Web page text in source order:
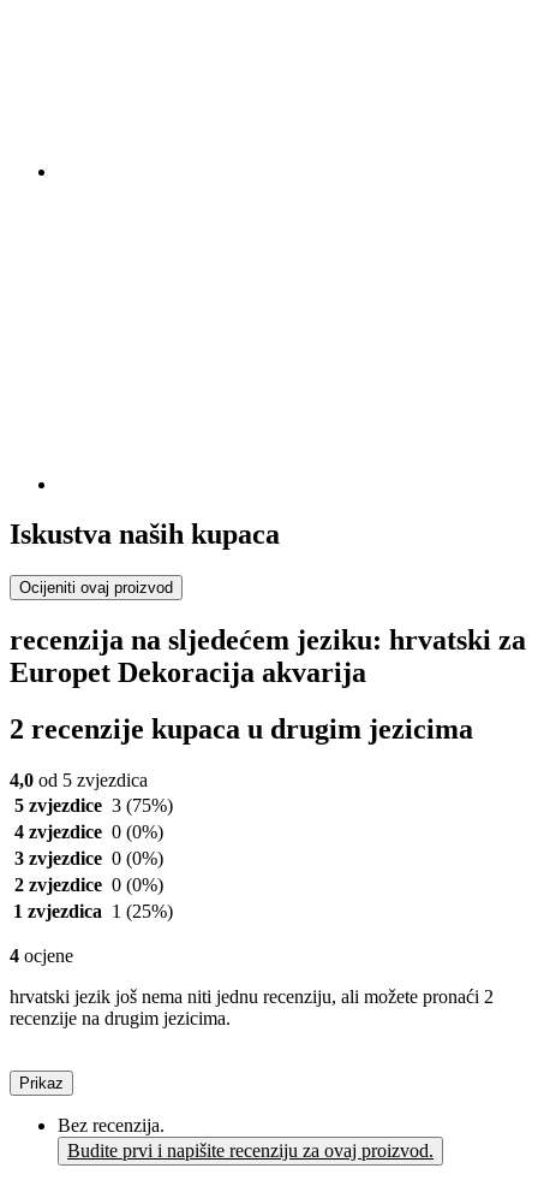
Iskustva naših kupaca
Ocijeniti ovaj proizvod
recenzija na sljedećem jeziku: hrvatski za
Europet Dekoracija akvarija
2 recenzije kupaca u drugim jezicima
4,0 od 5 zvjezdica
5 zvjezdice 3 (75%)
4 zvjezdice 0 (0%)
3 zvjezdice 0 (0%)
2 zvjezdice 0 (0%)
1 zvjezdica 1 (25%)
4 ocjene
hrvatski jezik još nema niti jednu recenziju, ali možete pronaći 2
recenzije na drugim jezicima.
Prikaz
Bez recenzija.
Budite prvi i napišite recenziju za ovaj proizvod.